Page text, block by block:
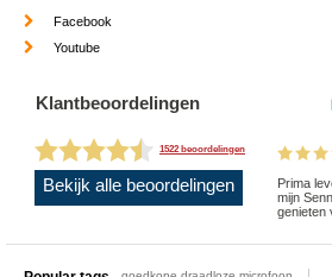
Facebook
Youtube
Klantbeoordelingen
1522 beoordelingen
Bekijk alle beoordelingen
Prima
mijn
genieten